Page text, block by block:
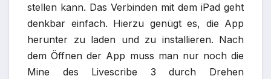
stellen kann. Das Verbinden mit dem iPad geht
denkbar einfach. Hierzu genügt es, die App
herunter zu laden und zu installieren. Nach
dem Öffnen der App muss man nur noch die
Mine des Livescribe 3 durch Drehen